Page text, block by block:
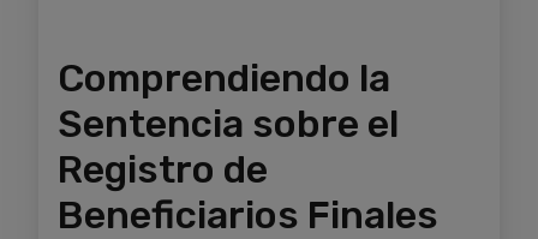
Comprendiendo la
Sentencia sobre el
Registro de
Beneficiarios Finales